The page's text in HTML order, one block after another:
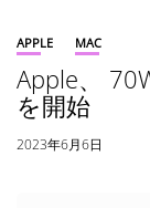
APPLE MAC
Apple、
を開始
2023年6月6日